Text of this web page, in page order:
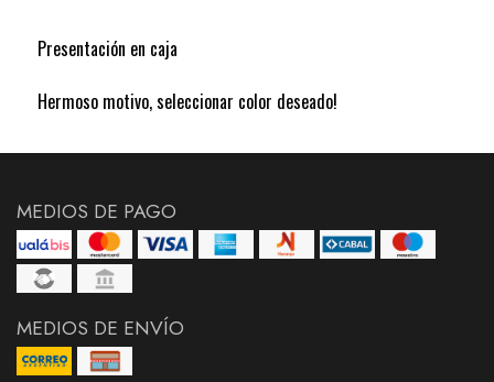
Presentación en caja
Hermoso motivo, seleccionar color deseado!
MEDIOS DE PAGO
MEDIOS DE ENVÍO